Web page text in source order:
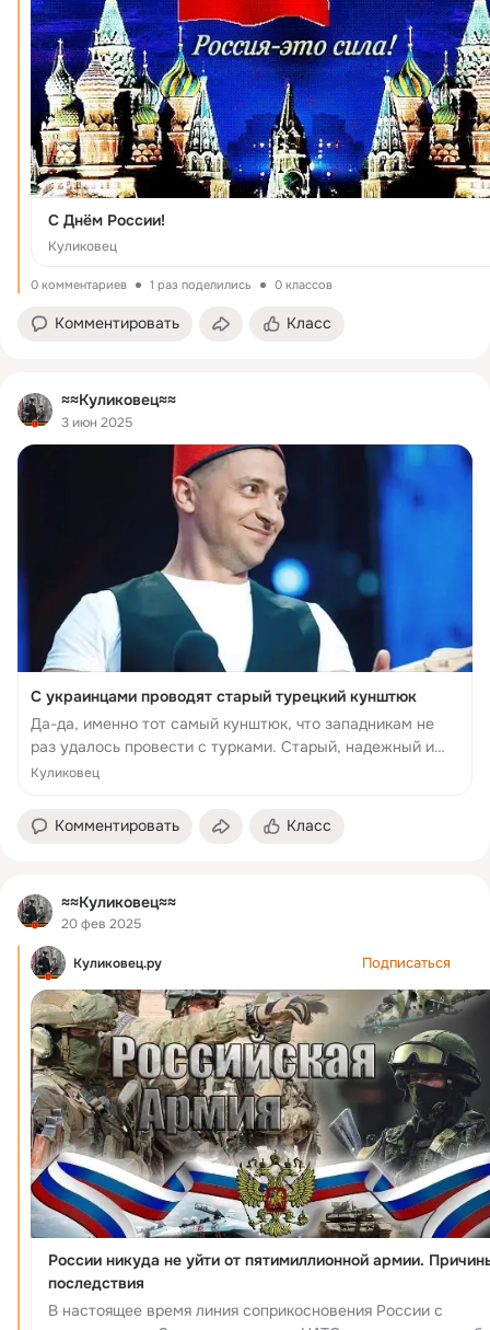
С Днём России!
Куликовец
0 комментариев 1 раз поделились 0 классов
Комментировать Класс
≈≈Куликовец≈≈
3 июн 2025
С украинцами проводят старый турецкий кунштюк
Да-да, именно тот самый кунштюк, что западникам не
раз удалось провести с турками. Старый, надежный и
отработанный. Но к нему мы вернемся чуть позже.
Куликовец
Комментировать Класс
≈≈Куликовец≈≈
20 фев 2025
Куликовец.ру Подписаться
России никуда не уйти от пятимиллионной армии.
последствия
В настоящее время линия соприкосновения России с